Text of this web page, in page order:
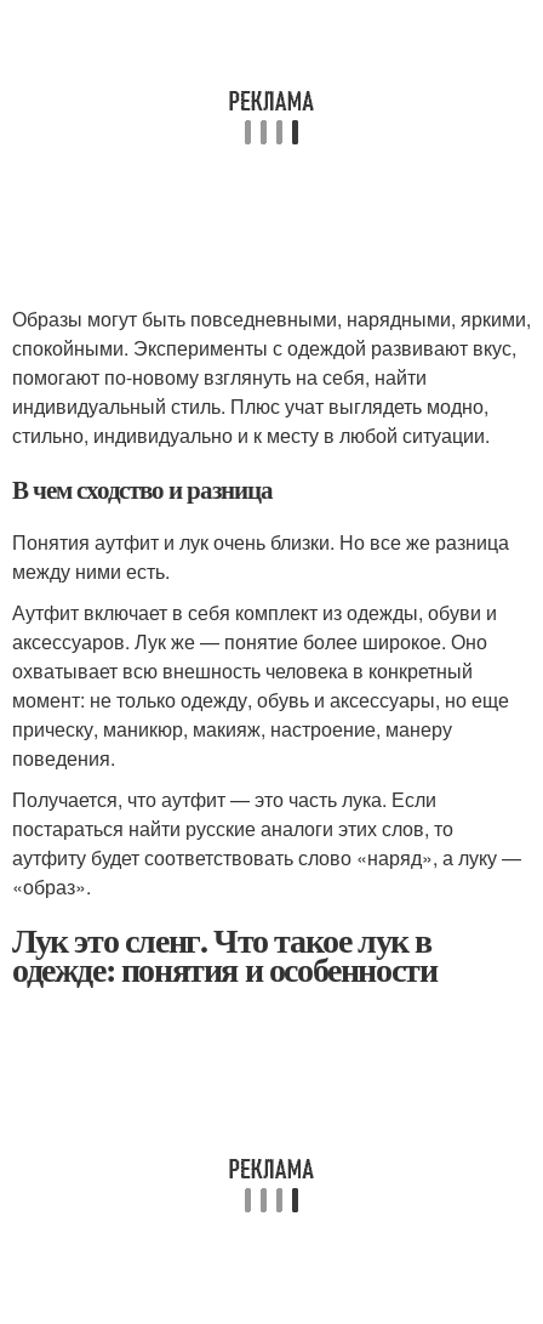
Образы могут быть повседневными, нарядными, яркими,
спокойными. Эксперименты с одеждой развивают вкус,
помогают по-новому взглянуть на себя, найти
индивидуальный стиль. Плюс учат выглядеть модно,
стильно, индивидуально и к месту в любой ситуации.
В чем сходство и разница
Понятия аутфит и лук очень близки. Но все же разница
между ними есть.
Аутфит включает в себя комплект из одежды, обуви и
аксессуаров. Лук же — понятие более широкое. Оно
охватывает всю внешность человека в конкретный
момент: не только одежду, обувь и аксессуары, но еще
прическу, маникюр, макияж, настроение, манеру
поведения.
Получается, что аутфит — это часть лука. Если
постараться найти русские аналоги этих слов, то
аутфиту будет соответствовать слово «наряд», а луку —
«образ».
Лук это сленг. Что такое лук в
одежде: понятия и особенности